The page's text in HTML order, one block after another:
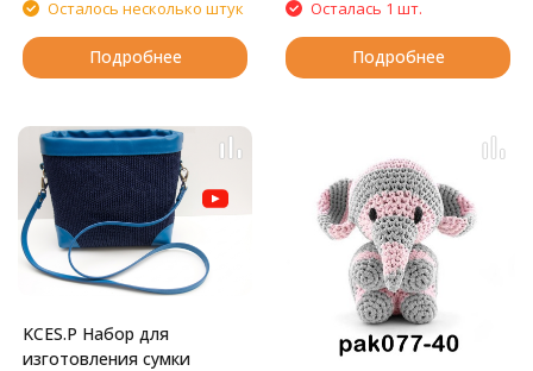
Осталось несколько штук
Подробнее
Осталась 1 шт.
Подробнее
KCES.P Набор для
изготовления сумки